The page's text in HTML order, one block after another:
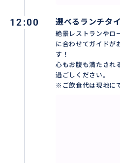
❖ 集合場所：ご宿泊ホテルの
合はエントランス）
❖ 必要な持ち物：沐浴用濡れ
歩きやすい靴、寺院用の羽織
フォン、日焼け止め、虫よけ
12:00 選べるランチタ
絶景レストランやロ
に合わせてガイドが
す！
心もお腹も満たされ
過ごしください。
※ご飲食代は現地に